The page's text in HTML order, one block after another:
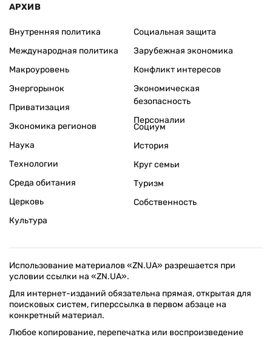
АРХИВ
Внутренняя политика
Международная политика
Макроуровень
Энергорынок
Приватизация
Экономика регионов
Социальная защита
Зарубежная экономика
Конфликт интересов
Экономическая
безопасность
Персоналии
Наука
Технологии
Среда обитания
Церковь
Культура
Социум
История
Круг семьи
Туризм
Собственность
Использование материалов «ZN.UA» разрешается при
условии ссылки на «ZN.UA».
Для интернет-изданий обязательна прямая, открытая для
поисковых систем, гиперссылка в первом абзаце на
конкретный материал.
Любое копирование, перепечатка или воспроизведение